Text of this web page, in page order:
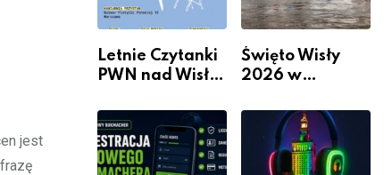
jest
Letnie Czytanki
PWN nad Wisłą.
książką, kawą i
chwilą dla
siebie
Święto Wisły
2026 w
kiedy, gdzie i co
się będzie działo
2 sierpnia